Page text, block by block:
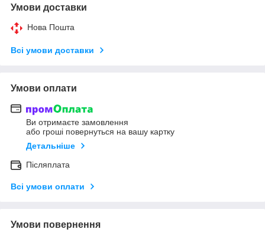
Умови доставки
Нова Пошта
Всі умови доставки
Умови оплати
Ви отримаєте замовлення
або гроші повернуться на вашу картку
Детальніше
Післяплата
Всі умови оплати
Умови повернення